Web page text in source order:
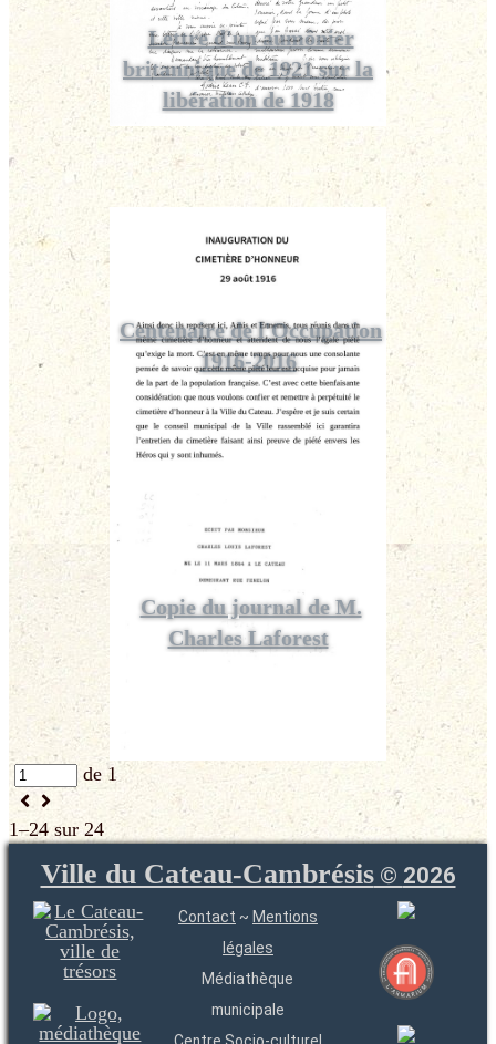
Lettre d'un aumônier
britannique de 1921 sur la
libération de 1918
Centenaire de l'Occupation
1916-2016
Copie du journal de M.
Charles Laforest
de 1
1–24 sur 24
Ville du Cateau-Cambrésis© 2026
Contact ~ Mentions
légales
Médiathèque
municipale